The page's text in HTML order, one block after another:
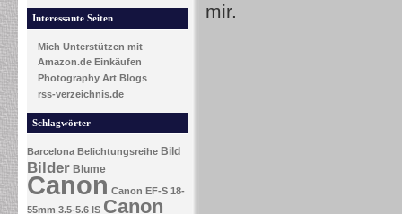
Interessante Seiten
Mich Unterstützen mit
Amazon.de Einkäufen
Photography Art Blogs
rss-verzeichnis.de
Schlagwörter
Barcelona Belichtungsreihe Bild
Bilder Blume
Canon Canon EF-S 18-
55mm 3.5-5.6 IS Canon
mir.